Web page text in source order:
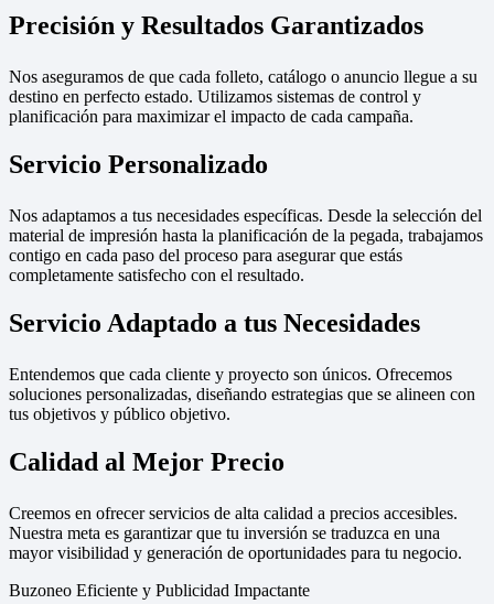
Precisión y Resultados Garantizados
Nos aseguramos de que cada folleto, catálogo o anuncio llegue a su
destino en perfecto estado. Utilizamos sistemas de control y
planificación para maximizar el impacto de cada campaña.
Servicio Personalizado
Nos adaptamos a tus necesidades específicas. Desde la selección del
material de impresión hasta la planificación de la pegada, trabajamos
contigo en cada paso del proceso para asegurar que estás
completamente satisfecho con el resultado.
Servicio Adaptado a tus Necesidades
Entendemos que cada cliente y proyecto son únicos. Ofrecemos
soluciones personalizadas, diseñando estrategias que se alineen con
tus objetivos y público objetivo.
Calidad al Mejor Precio
Creemos en ofrecer servicios de alta calidad a precios accesibles.
Nuestra meta es garantizar que tu inversión se traduzca en una
mayor visibilidad y generación de oportunidades para tu negocio.
Buzoneo Eficiente y Publicidad Impactante